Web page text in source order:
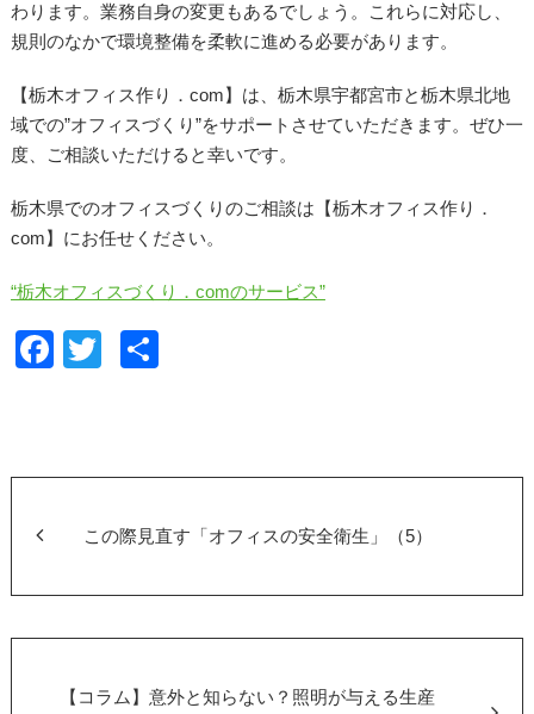
わります。業務自身の変更もあるでしょう。これらに対応し、
規則のなかで環境整備を柔軟に進める必要があります。
【栃木オフィス作り．com】は、栃木県宇都宮市と栃木県北地
域での”オフィスづくり”をサポートさせていただきます。ぜひ一
度、ご相談いただけると幸いです。
栃木県でのオフィスづくりのご相談は【栃木オフィス作り．
com】にお任せください。
“栃木オフィスづくり．comのサービス”
F
この際見直す「オフィスの安全衛生」（5）
【コラム】意外と知らない？照明が与える生産